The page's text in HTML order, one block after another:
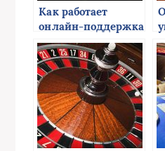
Как работает
онлайн-поддержка
в казино онлайн?